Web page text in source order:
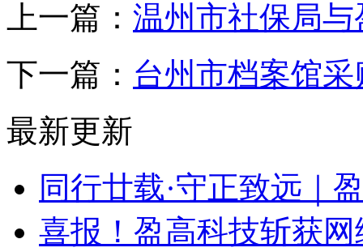
上一篇： 温州市社保局
下一篇： 台州市档案馆
最新更新
同行廿载·守正致远｜
喜报！盈高科技斩获